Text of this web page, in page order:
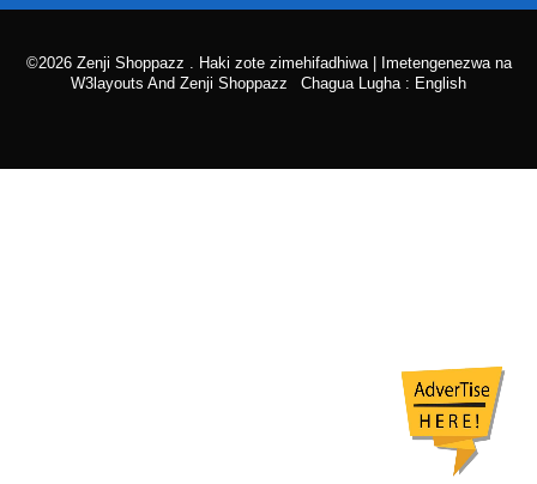
©2026 Zenji Shoppazz . Haki zote zimehifadhiwa | Imetengenezwa na
W3layouts And Zenji Shoppazz
Chagua Lugha : English